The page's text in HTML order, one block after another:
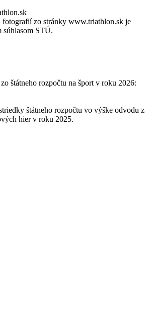
fotografií zo stránky www.triathlon.sk je
súhlasom STÚ.
štátneho rozpočtu na šport v roku 2026:
štátneho rozpočtu vo výške odvodu z
hier v roku 2025.